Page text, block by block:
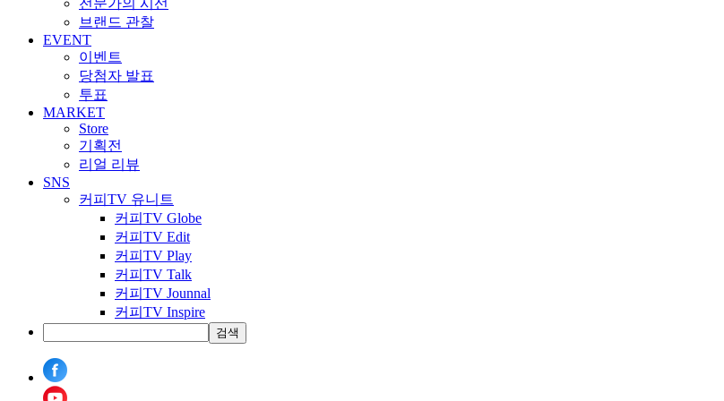
브랜드 관찰
EVENT
이벤트
당첨자 발표
투표
MARKET
Store
기획전
리얼 리뷰
SNS
커피TV 유니트
커피TV Globe
커피TV Edit
커피TV Play
커피TV Talk
커피TV Jounnal
커피TV Inspire
검색